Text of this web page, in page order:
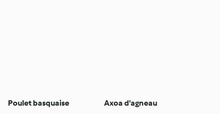
Poulet basquaise Axoa d'agneau